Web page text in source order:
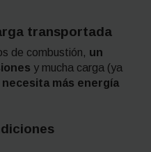
transportada
de combustión, un
y mucha carga (ya
necesita más energía